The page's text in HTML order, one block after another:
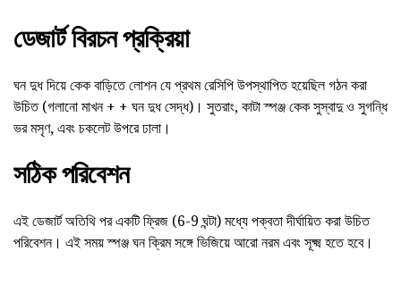
ডেজার্ট বিরচন প্রক্রিয়া
ঘন দুধ দিয়ে কেক বাড়িতে লোশন যে প্রথম রেসিপি উপস্থাপিত হয়েছিল গঠন করা
উচিত (গলানো মাখন + + ঘন দুধ সেদ্ধ)। সুতরাং, কাটা স্পঞ্জ কেক সুস্বাদু ও সুগন্ধি
ভর মসৃণ, এবং চকলেট উপরে ঢালা।
সঠিক পরিবেশন
এই ডেজার্ট অতিথি পর একটি ফ্রিজ (6-9 ঘন্টা) মধ্যে পক্বতা দীর্ঘায়িত করা উচিত
পরিবেশন। এই সময় স্পঞ্জ ঘন ক্রিম সঙ্গে ভিজিয়ে আরো নরম এবং সূক্ষ্ম হতে হবে।